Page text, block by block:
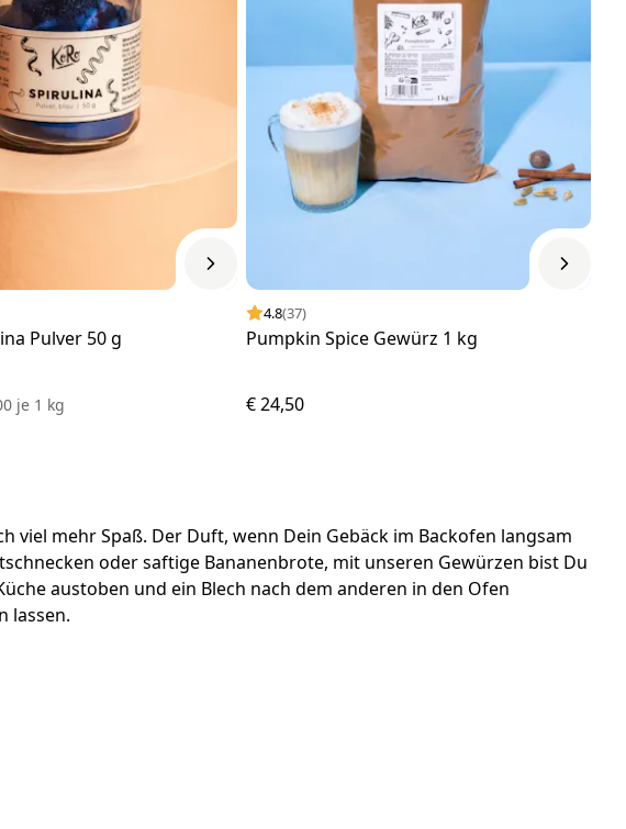
Pulver 50 g
je 1 kg
4.8(37)
Pumpkin Spice Gewürz 1 kg
€ 24,50
viel mehr Spaß. Der Duft, wenn Dein Gebäck im Backofen langsam
oder saftige Bananenbrote, mit unseren Gewürzen bist Du
austoben und ein Blech nach dem anderen in den Ofen
lassen.